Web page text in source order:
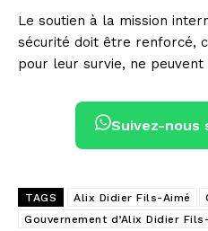
Le soutien à la mission
sécurité doit être renforcé,
pour leur survie, ne
Suivez-nous
TAGS Alix Didier Fils-Aimé
Gouvernement d’Alix Didier